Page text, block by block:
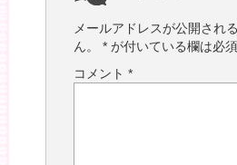
メールアドレスが公開され
ん。
* が付いている欄は必
コメント *